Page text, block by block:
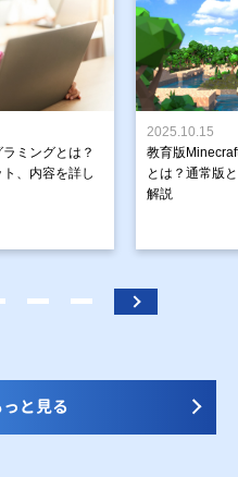
ミングとは？
、内容を詳し
2025.10.15
教育版
とは？通常版
解説
と見る